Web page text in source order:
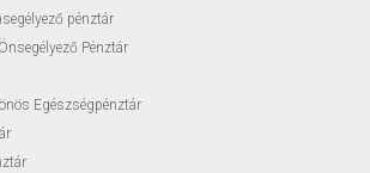
pénztár
Pénztár
Egészségpénztár